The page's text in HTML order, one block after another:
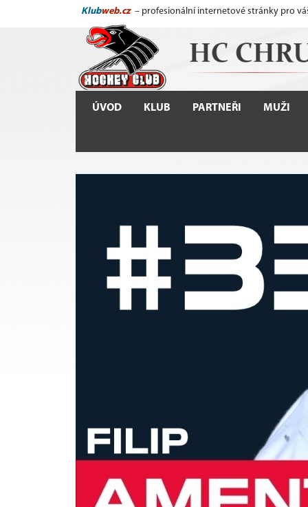
Klubweb.cz – profesionální internetové stránky pro
ÚVOD KLUB PARTNEŘI MUŽI